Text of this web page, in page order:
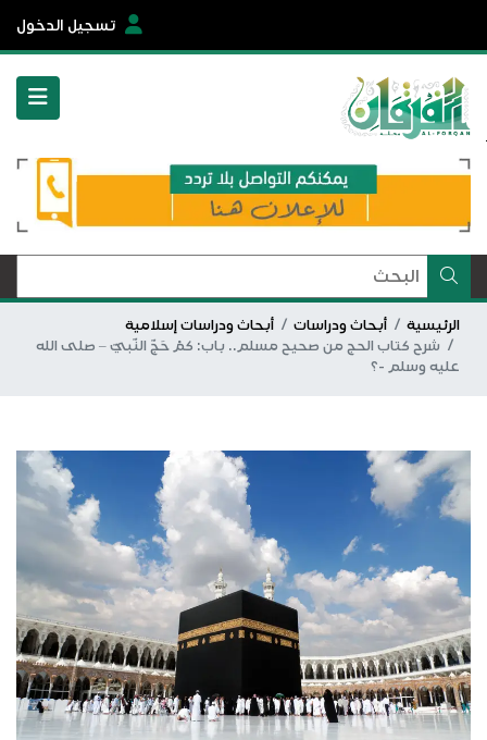
تسجيل الدخول
الرئيسية أبحاث ودراسات
أبحاث ودراسات إسلامية
شرح كتاب الحج من صحيح مسلم.. باب: كمْ حَجّ النّبيّ – صلى الله
عليه وسلم -؟